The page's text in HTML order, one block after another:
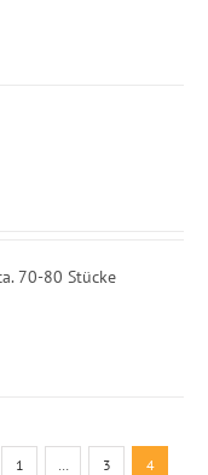
70-80 Stücke
1 3 4